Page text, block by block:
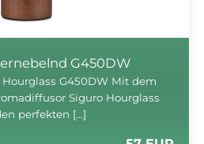
G450DW
G450DW Mit dem
Siguro Hourglass
perfekten […]